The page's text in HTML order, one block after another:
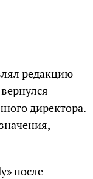
редакцию
директора.
после